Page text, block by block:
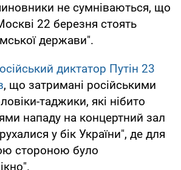
не сумніваються, що
22 березня стоять
держави".
диктатор Путін 23
, що затримані російськими
таджики, які нібито
нападу на концертний зал
у бік України", де для
стороною було